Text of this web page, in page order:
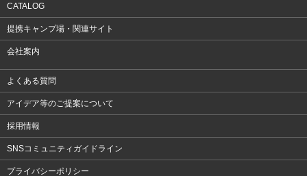
CATALOG
提携キャンプ場・関連サイト
会社案内
よくある質問
アイデア等のご提案について
採用情報
SNSコミュニティガイドライン
プライバシーポリシー